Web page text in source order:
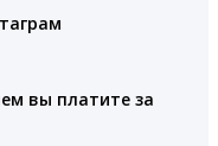
вы платите за